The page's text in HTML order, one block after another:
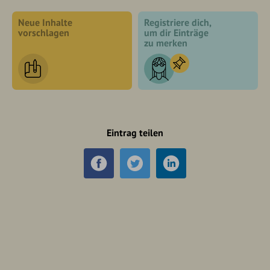
Neue Inhalte
vorschlagen
Registriere dich,
um dir Einträge
zu merken
Eintrag teilen